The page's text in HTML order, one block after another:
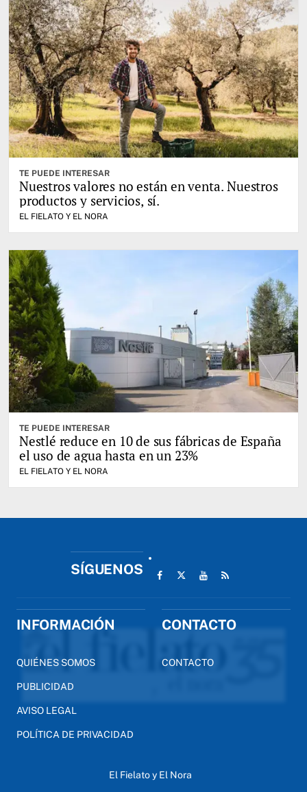
TE PUEDE INTERESAR
Nuestros valores no están en venta. Nuestros
productos y servicios, sí.
EL FIELATO Y EL NORA
TE PUEDE INTERESAR
Nestlé reduce en 10 de sus fábricas de España
el uso de agua hasta en un 23%
EL FIELATO Y EL NORA
SÍGUENOS
INFORMACIÓN
QUIÉNES SOMOS
PUBLICIDAD
AVISO LEGAL
POLÍTICA DE PRIVACIDAD
CONTACTO
CONTACTO
El Fielato y El Nora